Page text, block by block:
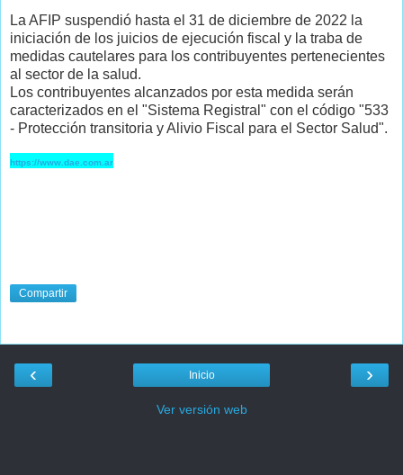
La AFIP suspendió hasta el 31 de diciembre de 2022 la
iniciación de los juicios de ejecución fiscal y la traba de
medidas cautelares para los contribuyentes pertenecientes
al sector de la salud.
Los contribuyentes alcanzados por esta medida serán
caracterizados en el "Sistema Registral" con el código "533
- Protección transitoria y Alivio Fiscal para el Sector Salud".
https://www.dae.com.ar
Compartir
‹ ›
Inicio
Ver versión web